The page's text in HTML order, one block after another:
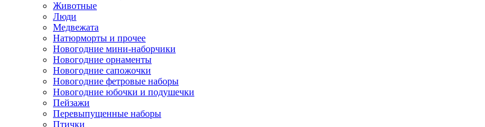
Животные
Люди
Медвежата
Натюрморты и прочее
Новогодние мини-наборчики
Новогодние орнаменты
Новогодние сапожочки
Новогодние фетровые наборы
Новогодние юбочки и подушечки
Пейзажи
Перевыпущенные наборы
Птички